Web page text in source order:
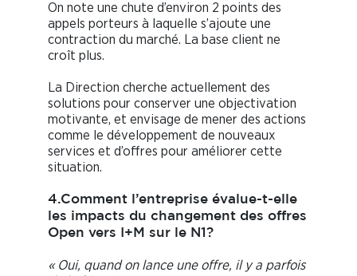
On note une chute d’environ 2 points des
appels porteurs à laquelle s’ajoute une
contraction du marché. La base client ne
croît plus.
La Direction cherche actuellement des
solutions pour conserver une objectivation
motivante, et envisage de mener des actions
comme le développement de nouveaux
services et d’offres pour améliorer cette
situation.
4.Comment l’entreprise évalue-t-elle
les impacts du changement des offres
Open vers I+M sur le N1?
« Oui, quand on lance une offre, il y a parfois